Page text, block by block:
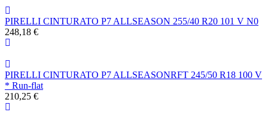
PIRELLI CINTURATO P7 ALLSEASON 255/40 R20 101 V N0
248,18 €
PIRELLI CINTURATO P7 ALLSEASONRFT 245/50 R18 100 V
* Run-flat
210,25 €